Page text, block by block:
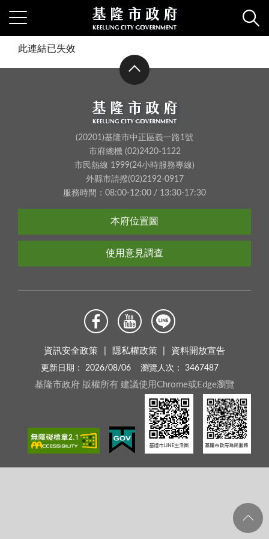
此連結已失效
(20201)基隆市中正區義一路1號
市府總機 (02)2420-1122
市民熱線 1999(24小時服務專線)
外縣市請撥(02)2192-0917
服務時間：08:00-12:00 / 13:30-17:30
本府位置圖
使用意見調查
資訊安全政策 隱私權政策 資料開放宣告
更新日期： 2026/08/06 瀏覽人次： 3467487
基隆市政府 版權所有 建議使用Chrome或Edge瀏覽